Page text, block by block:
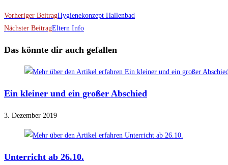
Vorheriger BeitragHygienekonzept Hallenbad
Nächster BeitragEltern Info
Das könnte dir auch gefallen
Ein kleiner und ein großer Abschied
3. Dezember 2019
Unterricht ab 26.10.